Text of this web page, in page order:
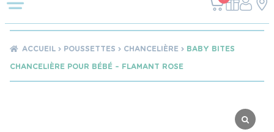
ACCUEIL POUSSETTES CHANCELIÈRE
BABY BITES
CHANCELIÈRE POUR BÉBÉ – FLAMANT ROSE